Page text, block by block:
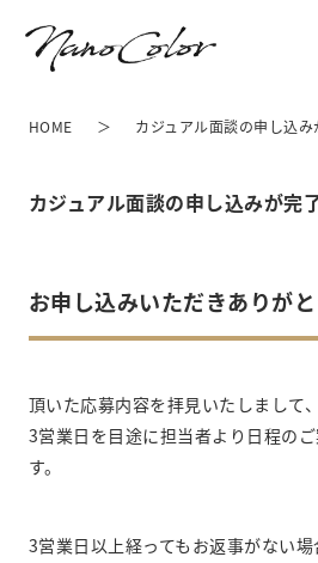
カジュアル面談の申し込みが完
HOME カジュアル面談の申し込み
お申し込みいただきありが
頂いた応募内容を拝見いたしまして、
3営業日を目途に担当者より日程の
す。
3営業日以上経ってもお返事がない場